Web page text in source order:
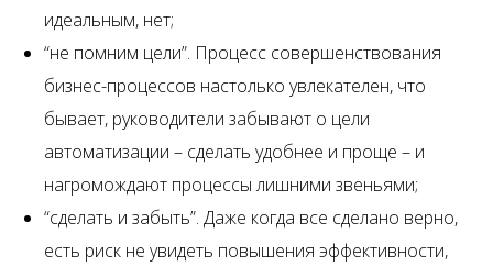
идеальным, нет;
“не помним цели”. Процесс совершенствования
бизнес-процессов настолько увлекателен, что
бывает, руководители забывают о цели
автоматизации – сделать удобнее и проще – и
нагромождают процессы лишними звеньями;
“сделать и забыть”. Даже когда все сделано верно,
есть риск не увидеть повышения эффективности,